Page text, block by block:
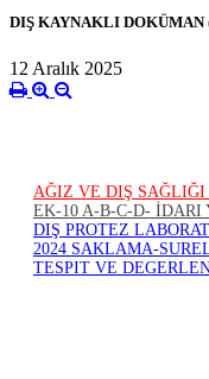
DIŞ KAYNAKLI
12 Aralık 2025
AĞIZ VE DIŞ
EK-10 A-B-C-D- İDARI
DIŞ PROTEZ
2024 SAKLAMA-
TESPIT VE